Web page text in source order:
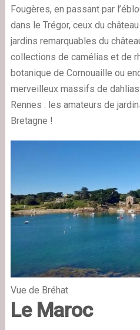
Fougères, en passant par
dans le Trégor, ceux du
jardins remarquables du
collections de camélias et de
botanique de Cornouaille ou
merveilleux massifs de dahlias
Rennes : les amateurs de
Bretagne !
Vue de Bréhat
Le Maroc